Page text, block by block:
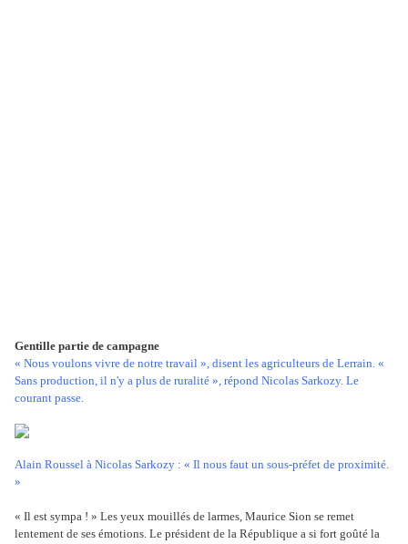
Gentille partie de campagne
« Nous voulons vivre de notre travail », disent les agriculteurs de Lerrain. «
Sans production, il n'y a plus de ruralité », répond Nicolas Sarkozy. Le
courant passe.
Alain Roussel à Nicolas Sarkozy : « Il nous faut un sous-préfet de proximité.
»
« Il est sympa ! » Les yeux mouillés de larmes, Maurice Sion se remet
lentement de ses émotions. Le président de la République a si fort goûté la